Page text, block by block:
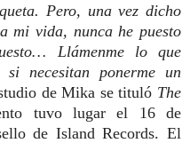
Pero, una vez dicho
mi vida, nunca he puesto
Llámenme lo que
si necesitan ponerme un
de Mika se tituló The
tuvo lugar el 16 de
de Island Records. El